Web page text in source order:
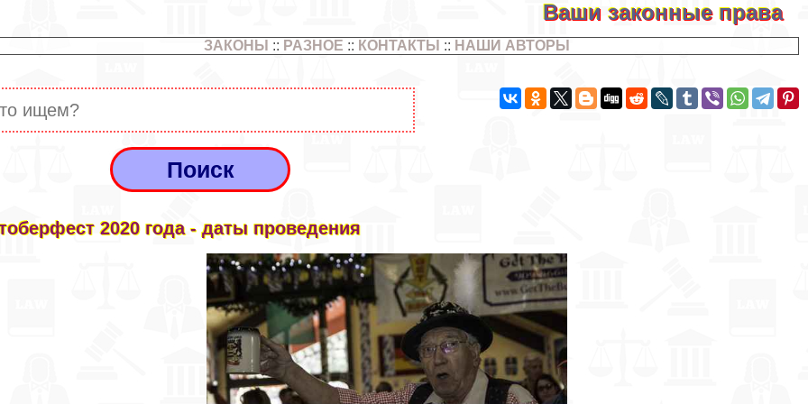
Ваши законные права
ЗАКОНЫ :: РАЗНОЕ :: КОНТАКТЫ :: НАШИ АВТОРЫ
2020 года - даты проведения